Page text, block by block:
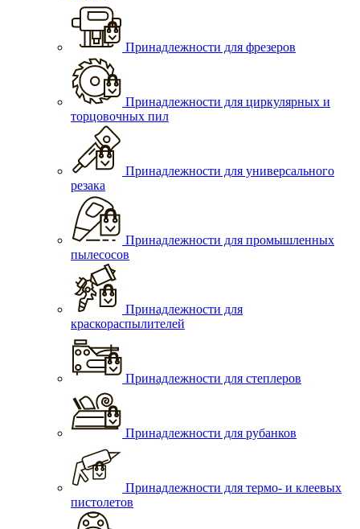
Принадлежности для фрезеров
Принадлежности для циркулярных и
торцовочных пил
Принадлежности для универсального
резака
Принадлежности для промышленных
пылесосов
Принадлежности для
краскораспылителей
Принадлежности для степлеров
Принадлежности для рубанков
Принадлежности для термо- и клеевых
пистолетов